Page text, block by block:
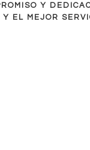
Y
EL MEJOR